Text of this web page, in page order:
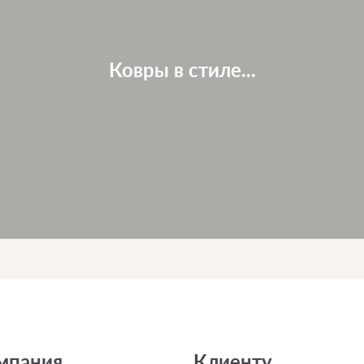
Ковры в стиле...